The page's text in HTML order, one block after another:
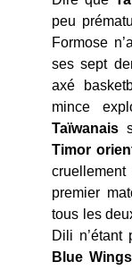
peu
Formose
ses sept
axé
mince
Taïwanais
Timor
premier
tous les
Dili
Blue Wings